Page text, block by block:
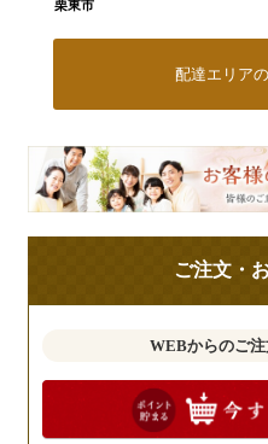
栗東市
配達エリア
皆
様
の
見
聞
か
ご注文・
WEBからのご注